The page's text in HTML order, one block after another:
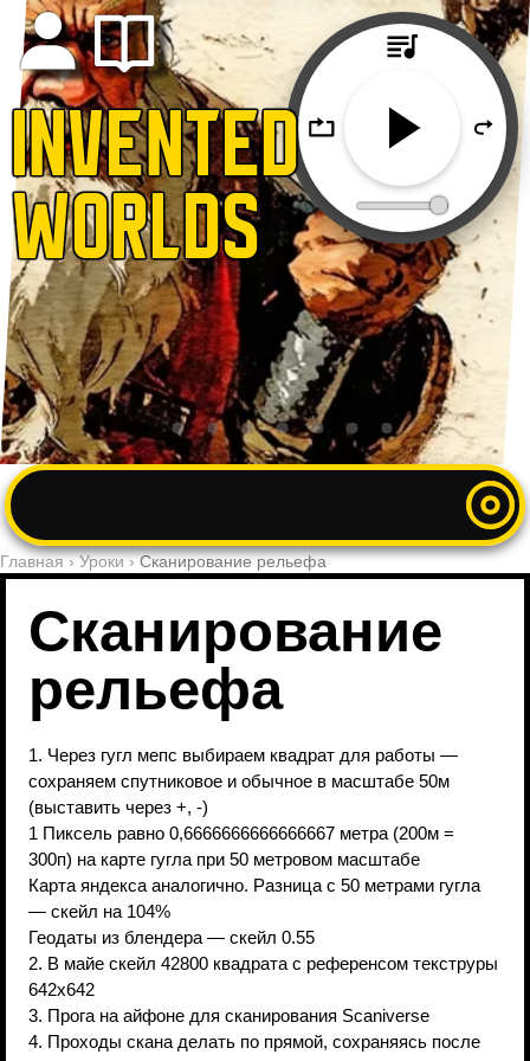
INVENTED
WORLDS
Главная›Уроки›Сканирование рельефа
Сканирование
рельефа
1. Через гугл мепс выбираем квадрат для работы —
сохраняем спутниковое и обычное в масштабе 50м
(выставить через +, -)
1 Пиксель равно 0,6666666666666667 метра (200м =
300п) на карте гугла при 50 метровом масштабе
Карта яндекса аналогично. Разница с 50 метрами гугла
— скейл на 104%
Геодаты из блендера — скейл 0.55
2. В майе скейл 42800 квадрата с референсом текструры
642х642
3. Прога на айфоне для сканирования Scaniverse
4. Проходы скана делать по прямой, сохраняясь после